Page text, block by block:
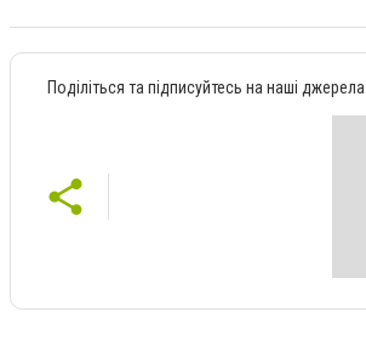
Поділіться та підписуйтесь на наші джерела